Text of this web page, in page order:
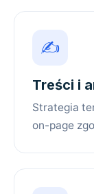
✍️
Treści i
Strategia
on-page